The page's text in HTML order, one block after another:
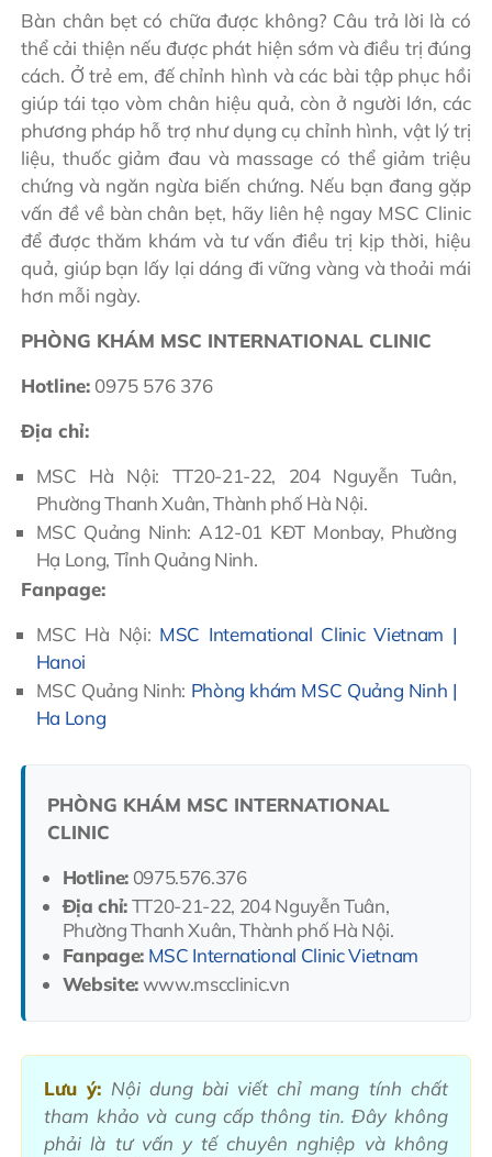
Bàn chân bẹt có chữa được không? Câu trả lời là có
thể cải thiện nếu được phát hiện sớm và điều trị đúng
cách. Ở trẻ em, đế chỉnh hình và các bài tập phục hồi
giúp tái tạo vòm chân hiệu quả, còn ở người lớn, các
phương pháp hỗ trợ như dụng cụ chỉnh hình, vật lý trị
liệu, thuốc giảm đau và massage có thể giảm triệu
chứng và ngăn ngừa biến chứng. Nếu bạn đang gặp
vấn đề về bàn chân bẹt, hãy liên hệ ngay MSC Clinic
để được thăm khám và tư vấn điều trị kịp thời, hiệu
quả, giúp bạn lấy lại dáng đi vững vàng và thoải mái
hơn mỗi ngày.
PHÒNG KHÁM MSC INTERNATIONAL CLINIC
Hotline: 0975 576 376
Địa chỉ:
MSC Hà Nội: TT20-21-22, 204 Nguyễn Tuân,
Phường Thanh Xuân, Thành phố Hà Nội.
MSC Quảng Ninh: A12-01 KĐT Monbay, Phường
Hạ Long, Tỉnh Quảng Ninh.
Fanpage:
MSC Hà Nội: MSC International Clinic Vietnam |
Hanoi
MSC Quảng Ninh: Phòng khám MSC Quảng Ninh |
Ha Long
PHÒNG KHÁM MSC INTERNATIONAL
CLINIC
Hotline:0975.576.376
Địa chỉ:TT20-21-22, 204 Nguyễn Tuân,
Phường Thanh Xuân, Thành phố Hà Nội.
Fanpage: MSC International Clinic Vietnam
Website:www.mscclinic.vn
Lưu ý: Nội dung bài viết chỉ mang tính chất
tham khảo và cung cấp thông tin. Đây không
phải là tư vấn y tế chuyên nghiệp và không